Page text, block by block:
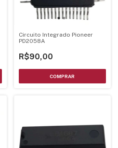
Circuito Integrado Pioneer
PD2058A
R$90,00